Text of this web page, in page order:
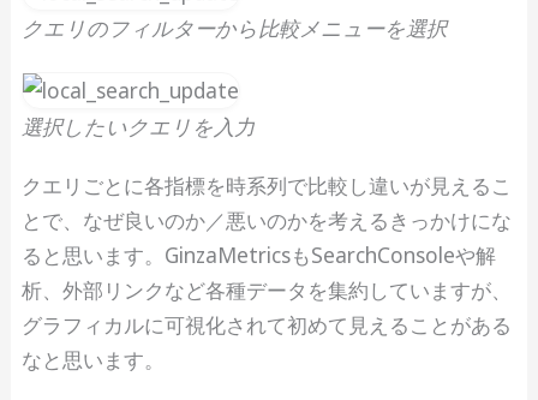
クエリのフィルターから比較メニューを選択
選択したいクエリを入力
クエリごとに各指標を時系列で比較し違いが見えるこ
とで、なぜ良いのか／悪いのかを考えるきっかけにな
ると思います。GinzaMetricsもSearchConsoleや解
析、外部リンクなど各種データを集約していますが、
グラフィカルに可視化されて初めて見えることがある
なと思います。